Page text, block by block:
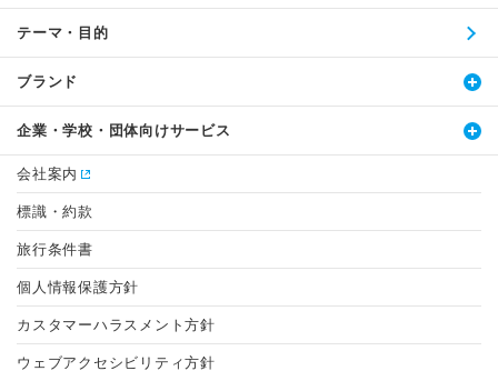
テーマ・目的
ブランド
企業・学校・団体向けサービス
会社案内
標識・約款
旅行条件書
個人情報保護方針
カスタマーハラスメント方針
ウェブアクセシビリティ方針